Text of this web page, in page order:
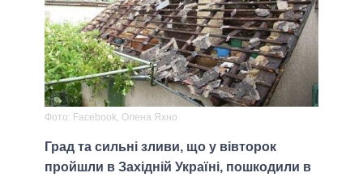
Фото: Facebook, Олена Яхно
Град та сильні зливи, що у вівторок
пройшли в Західній Україні, пошкодили в